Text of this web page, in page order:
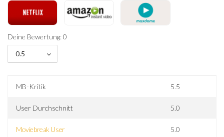
Deine Bewertung: 0
0.5
MB-Kritik 5.5
User Durchschnitt 5.0
Moviebreak User 5.0